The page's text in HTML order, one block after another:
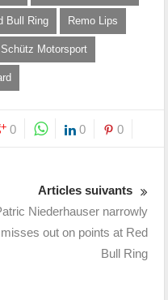
Bull Ring Remo Lips
Schütz Motorsport
0 0 0
Articles suivants
Niederhauser narrowly
misses out on points at Red
Bull Ring